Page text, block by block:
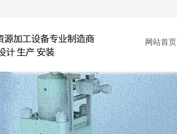
网站首页